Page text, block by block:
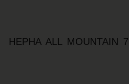
HEPHA ALL MOUNTAIN